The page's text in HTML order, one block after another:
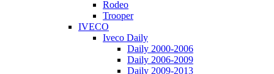
Rodeo
Trooper
IVECO
Iveco Daily
Daily 2000-2006
Daily 2006-2009
Daily 2009-2013